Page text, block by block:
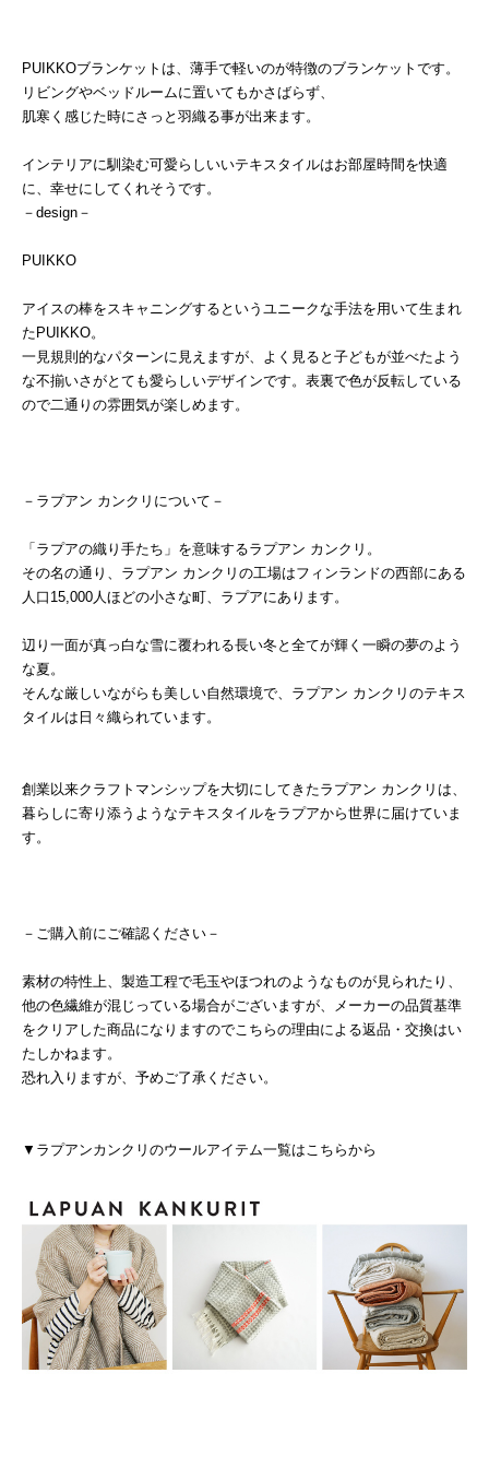
PUIKKOブランケットは、薄手で軽いのが特徴のブランケットです。
リビングやベッドルームに置いてもかさばらず、
肌寒く感じた時にさっと羽織る事が出来ます。
インテリアに馴染む可愛らしいいテキスタイルはお部屋時間を快適
に、幸せにしてくれそうです。
－design－
PUIKKO
アイスの棒をスキャニングするというユニークな手法を用いて生まれ
たPUIKKO。
一見規則的なパターンに見えますが、よく見ると子どもが並べたよう
な不揃いさがとても愛らしいデザインです。表裏で色が反転している
ので二通りの雰囲気が楽しめます。
－ラプアン カンクリについて－
「ラプアの織り手たち」を意味するラプアン カンクリ。
その名の通り、ラプアン カンクリの工場はフィンランドの西部にある
人口15,000人ほどの小さな町、ラプアにあります。
辺り一面が真っ白な雪に覆われる長い冬と全てが輝く一瞬の夢のよう
な夏。
そんな厳しいながらも美しい自然環境で、ラプアン カンクリのテキス
タイルは日々織られています。
創業以来クラフトマンシップを大切にしてきたラプアン カンクリは、
暮らしに寄り添うようなテキスタイルをラプアから世界に届けていま
す。
－ご購入前にご確認ください－
素材の特性上、製造工程で毛玉やほつれのようなものが見られたり、
他の色繊維が混じっている場合がございますが、メーカーの品質基準
をクリアした商品になりますのでこちらの理由による返品・交換はい
たしかねます。
恐れ入りますが、予めご了承ください。
▼ラプアンカンクリのウールアイテム一覧はこちらから